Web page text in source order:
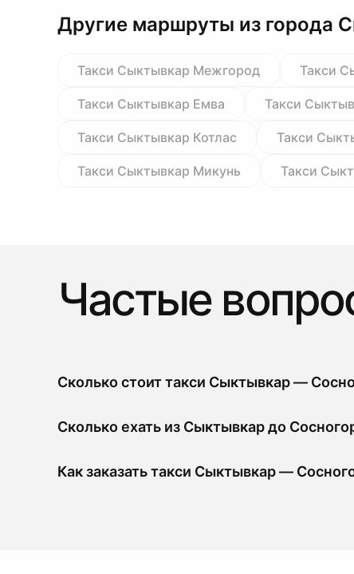
Другие маршруты из города
Такси Сыктывкар Межгород Такси
Такси Сыктывкар Емва Такси
Такси Сыктывкар Котлас Такси
Такси Сыктывкар Микунь Такси
Частые
Сколько стоит такси Сыктывкар —
Сколько ехать из Сыктывкар до
Как заказать такси Сыктывкар —